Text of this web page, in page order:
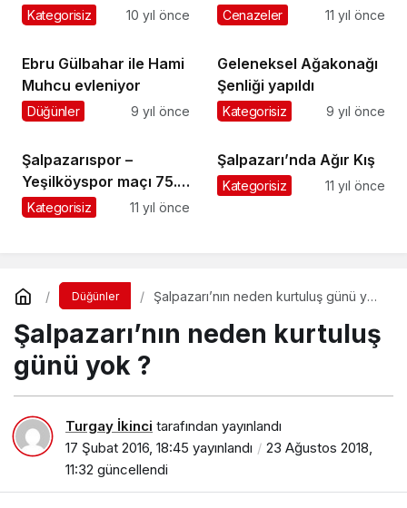
oldu
Kategorisiz 10 yıl önce
toprağa verildi
Cenazeler 11 yıl önce
Ebru Gülbahar ile Hami
Muhcu evleniyor
Düğünler 9 yıl önce
Geleneksel Ağakonağı
Şenliği yapıldı
Kategorisiz 9 yıl önce
Şalpazarıspor –
Yeşilköyspor maçı 75.
dakikada tatil edildi
Kategorisiz 11 yıl önce
Şalpazarı’nda Ağır Kış
Kategorisiz 11 yıl önce
Düğünler
Şalpazarı’nın neden kurtuluş günü yok
Şalpazarı’nın neden kurtuluş
günü yok ?
Turgay İkinci tarafından yayınlandı
17 Şubat 2016, 18:45 yayınlandı
23 Ağustos 2018,
11:32 güncellendi